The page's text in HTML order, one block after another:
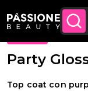
Descuento
los
Migaja de pan
Esmaltes
Party
Top coat con